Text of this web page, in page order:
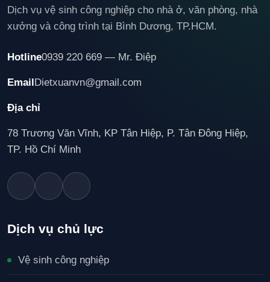
Dịch vụ vệ sinh công nghiệp cho nhà ở, văn phòng, nhà
xưởng và công trình tại Bình Dương, TP.HCM.
Hotline0939 220 669 — Mr. Điệp
EmailDietxuanvn@gmail.com
Địa chỉ
78 Trương Văn Vĩnh, KP Tân Hiệp, P. Tân Đông Hiệp,
TP. Hồ Chí Minh
Dịch vụ chủ lực
Vệ sinh công nghiệp